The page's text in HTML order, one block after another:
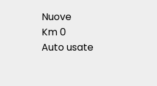
Nuove
Km 0
Auto usate